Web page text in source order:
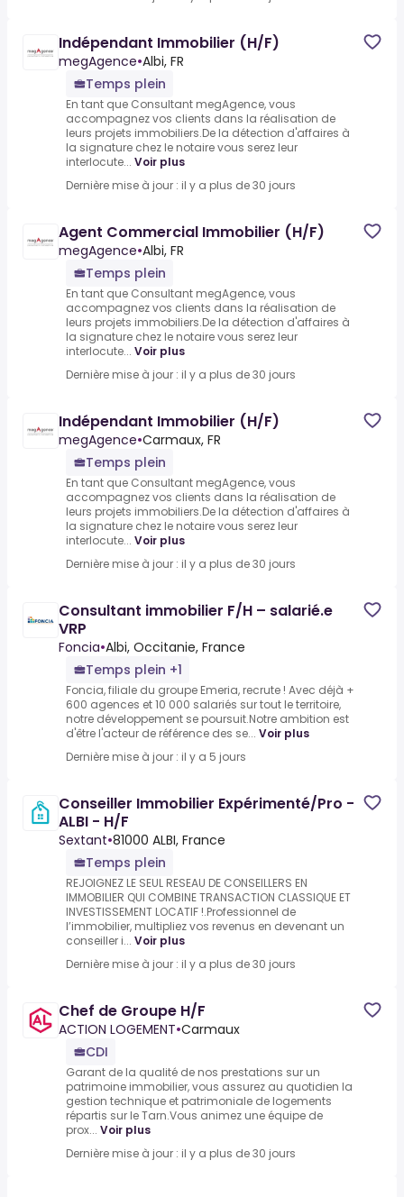
Indépendant Immobilier (H/F)
megAgence•Albi, FR
Temps plein
En tant que Consultant megAgence, vous
accompagnez vos clients dans la réalisation de
leurs projets immobiliers.De la détection d'affaires à
la signature chez le notaire vous serez leur
interlocute... Voir plus
Dernière mise à jour : il y a plus de 30 jours
Agent Commercial Immobilier (H/F)
megAgence•Albi, FR
Temps plein
En tant que Consultant megAgence, vous
accompagnez vos clients dans la réalisation de
leurs projets immobiliers.De la détection d'affaires à
la signature chez le notaire vous serez leur
interlocute... Voir plus
Dernière mise à jour : il y a plus de 30 jours
Indépendant Immobilier (H/F)
megAgence•Carmaux, FR
Temps plein
En tant que Consultant megAgence, vous
accompagnez vos clients dans la réalisation de
leurs projets immobiliers.De la détection d'affaires à
la signature chez le notaire vous serez leur
interlocute... Voir plus
Dernière mise à jour : il y a plus de 30 jours
Consultant immobilier F/H – salarié.e
VRP
Foncia•Albi, Occitanie, France
Temps plein +1
Foncia, filiale du groupe Emeria, recrute ! Avec déjà +
600 agences et 10 000 salariés sur tout le territoire,
notre développement se poursuit.Notre ambition est
d'être l'acteur de référence des se... Voir plus
Dernière mise à jour : il y a 5 jours
Conseiller Immobilier Expérimenté/Pro -
ALBI - H/F
Sextant•81000 ALBI, France
Temps plein
REJOIGNEZ LE SEUL RESEAU DE CONSEILLERS EN
IMMOBILIER QUI COMBINE TRANSACTION CLASSIQUE ET
INVESTISSEMENT LOCATIF !.Professionnel de
l’immobilier, multipliez vos revenus en devenant un
conseiller i... Voir plus
Dernière mise à jour : il y a plus de 30 jours
Chef de Groupe H/F
ACTION LOGEMENT•Carmaux
CDI
Garant de la qualité de nos prestations sur un
patrimoine immobilier, vous assurez au quotidien la
gestion technique et patrimoniale de logements
répartis sur le Tarn.Vous animez une équipe de
prox... Voir plus
Dernière mise à jour : il y a plus de 30 jours